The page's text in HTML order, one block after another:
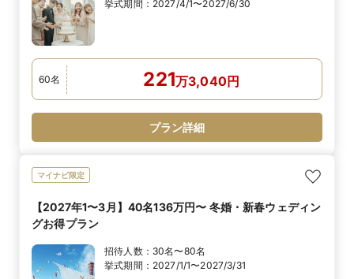
挙式期間： 2027/4/1〜2027/6/30
60名 221万3,040円
プラン詳細
マイナビ限定
【2027年1〜3月】40名136万円〜 冬婚・新春ウェディン
グお得プラン
招待人数： 30名〜80名
挙式期間： 2027/1/1〜2027/3/31